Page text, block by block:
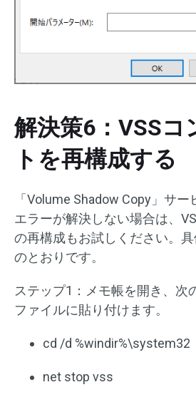
解決策6：VSSコ
トを再構成する
「Volume Shadow Copy」サ
エラーが解決しない場合は、
の再構成もお試しください。
のとおりです。
ステップ1：メモ帳を開き、次
ファイルに貼り付けます。
cd /d %windir%\system32
net stop vss